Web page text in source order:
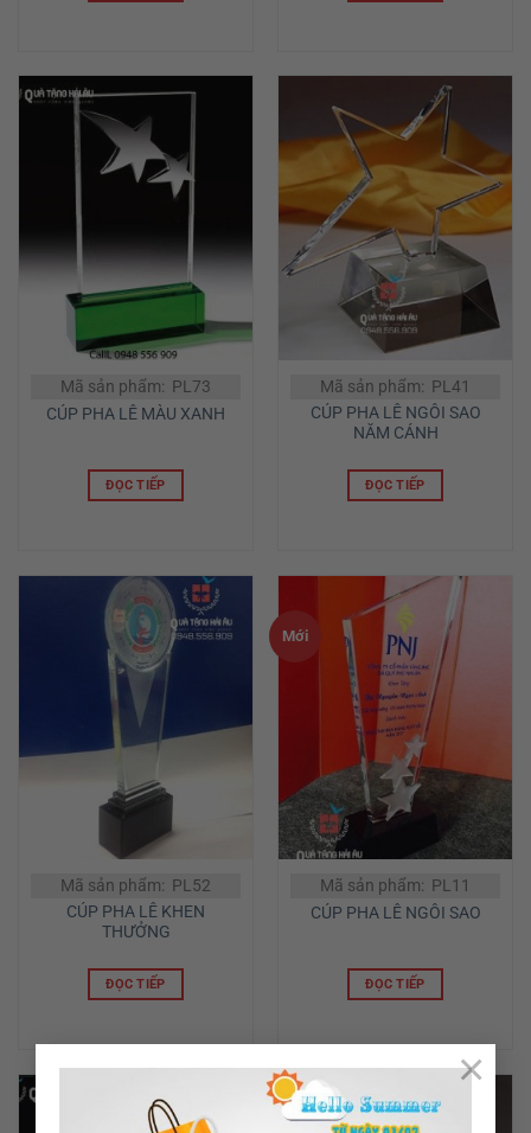
×
Mã sản phẩm: PL73
CÚP PHA LÊ MÀU XANH
ĐỌC TIẾP
Mã sản phẩm: PL41
CÚP PHA LÊ NGÔI SAO
NĂM CÁNH
ĐỌC TIẾP
Mã sản phẩm: PL52
CÚP PHA LÊ KHEN
THƯỞNG
ĐỌC TIẾP
Mới
Mã sản phẩm: PL11
CÚP PHA LÊ NGÔI SAO
ĐỌC TIẾP